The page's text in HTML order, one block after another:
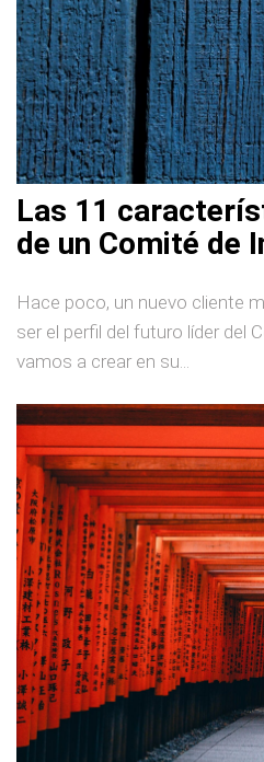
Las 11
de un Comité de
Hace poco, un nuevo cliente
ser el perfil del futuro líder del
vamos a crear en su...